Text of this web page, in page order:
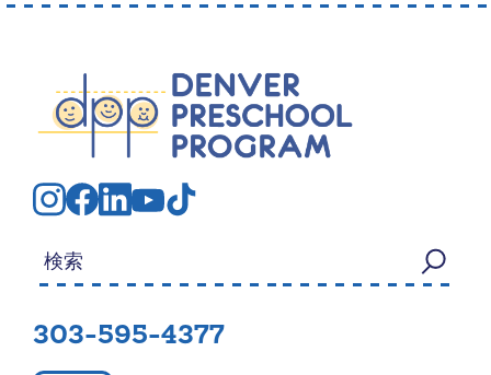
検索する：
303-595-4377